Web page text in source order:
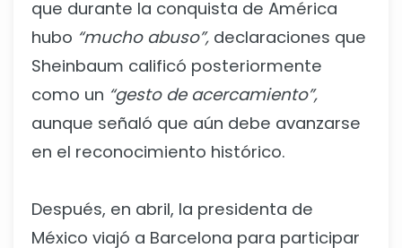
que durante la conquista de América
hubo “mucho abuso”, declaraciones que
Sheinbaum calificó posteriormente
como un “gesto de acercamiento”,
aunque señaló que aún debe avanzarse
en el reconocimiento histórico.
Después, en abril, la presidenta de
México viajó a Barcelona para participar